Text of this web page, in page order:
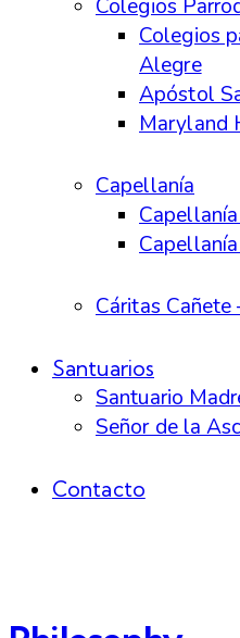
Colegios
Colegios
Alegre
Apóstol
Maryland
Capellanía
Cáritas Cañete
Santuarios
Santuario
Señor de la
Contacto